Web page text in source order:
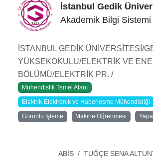
İstanbul Gedik
Akademik Bilgi Sistemi
İSTANBUL GEDİK ÜNİVERSİTESİ/
YÜKSEKOKULU/ELEKTRİK VE
BÖLÜMÜ/ELEKTRİK PR. /
Mühendislik Temel Alanı
Elektrik-Elektronik ve Haberleşme Mühendisliği
Görüntü İşleme Makine Öğrenmesi
ABİS TUĞÇE SENA